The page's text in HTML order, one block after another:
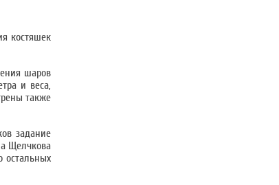
костяшек
шаров
и веса,
также
задание
Щелчкова
остальных